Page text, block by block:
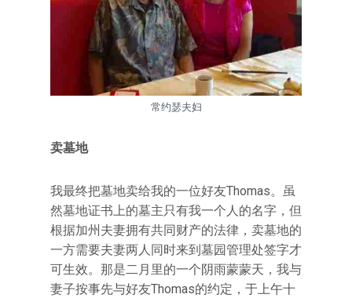
常约瑟夫妇
卖墓地
我最终把墓地卖给我的一位好友Thomas。虽
然墓地证书上的墓主只有我一个人的名字，但
根据加州夫妻拥有共同财产的法律，卖墓地的
一方需要夫妻两人同时来到墓园管理处签字才
可生效。那是二月里的一个阴雨蒙蒙天，我与
妻子按事先与好友Thomas的约定，于上午十